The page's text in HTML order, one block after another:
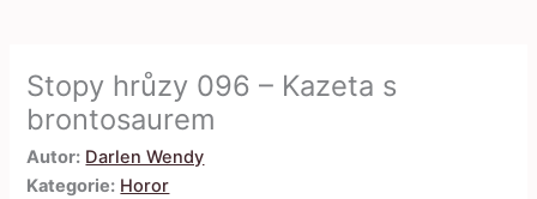
Stopy hrůzy 096 – Kazeta s
brontosaurem
Autor: Darlen Wendy
Kategorie: Horor